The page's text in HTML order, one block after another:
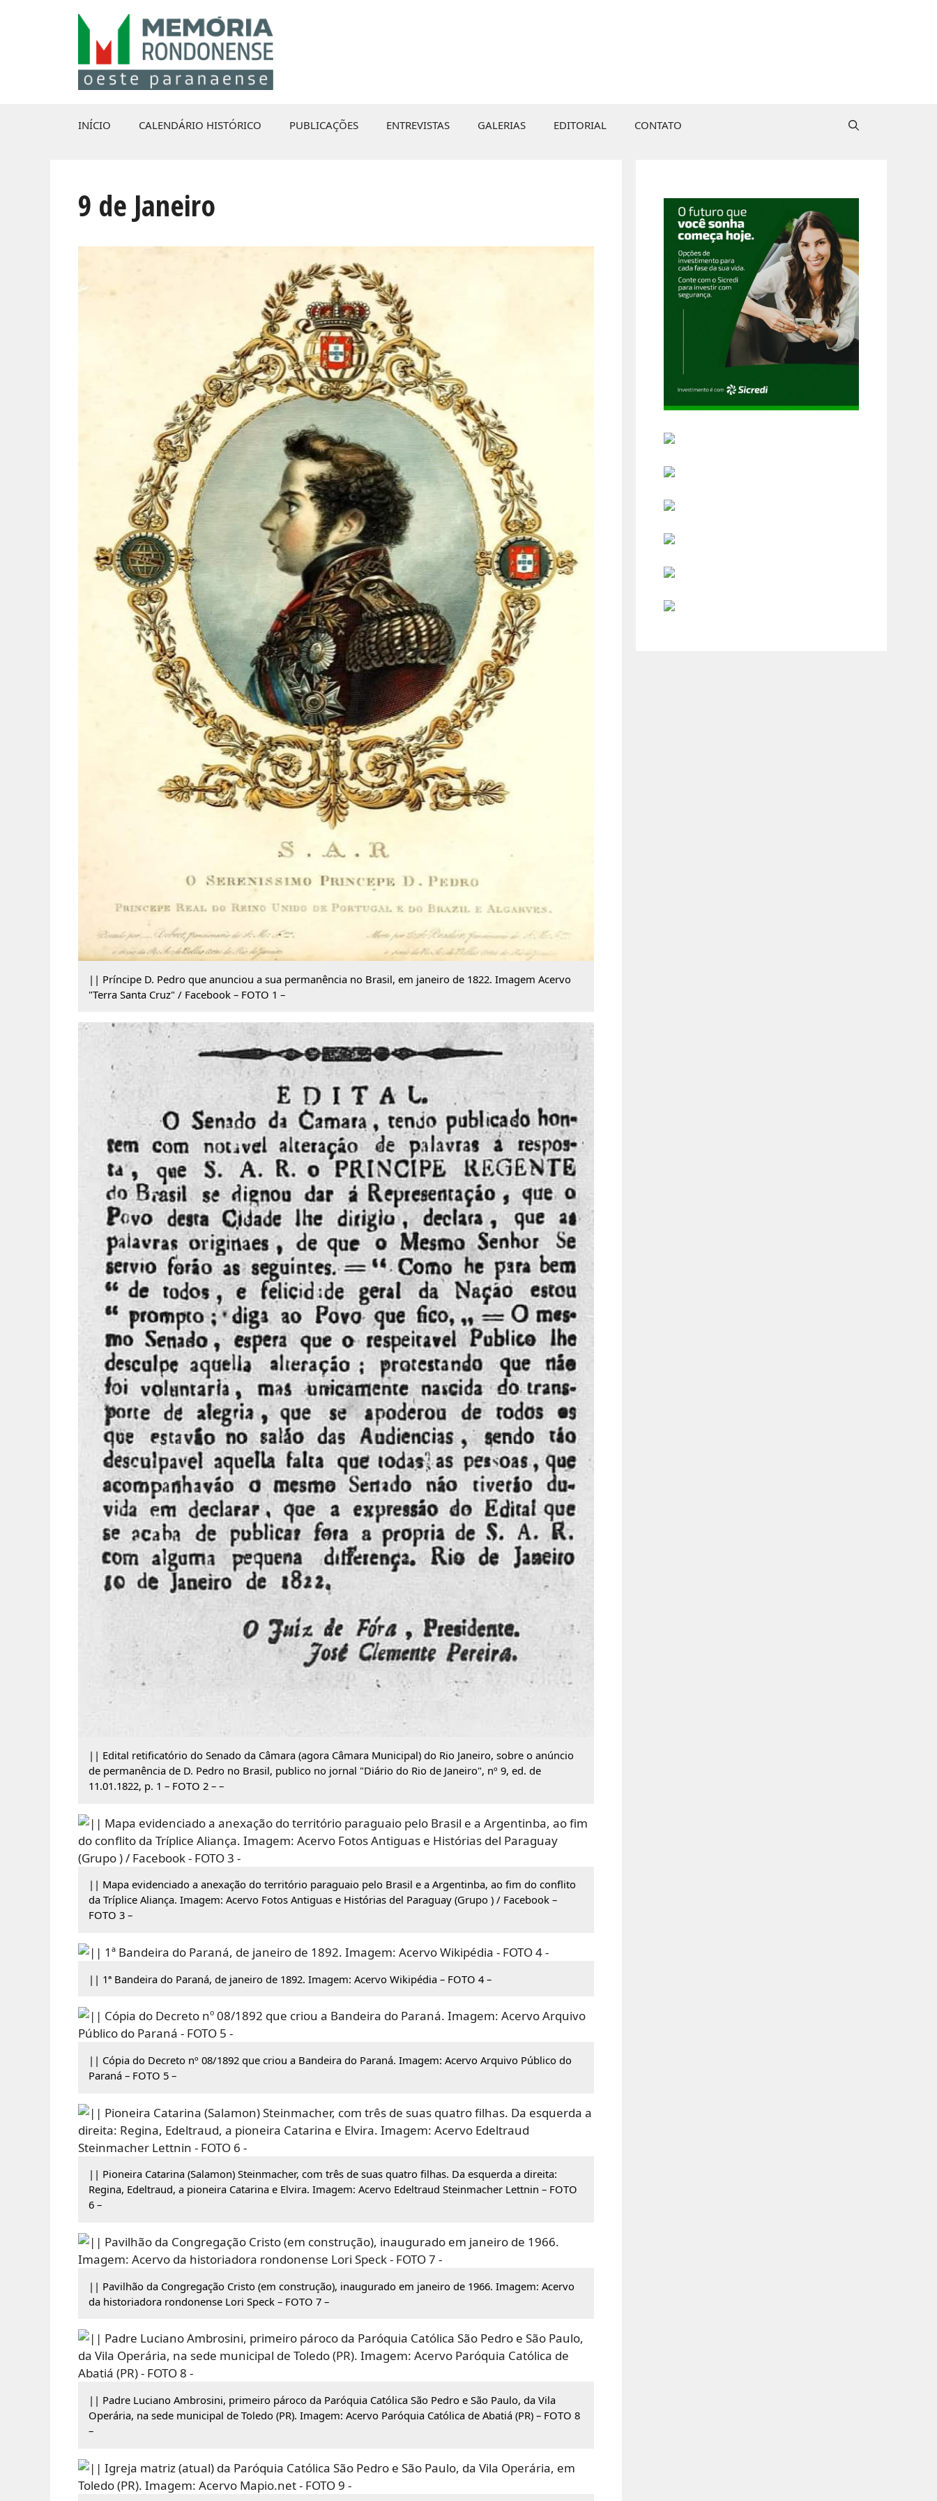
INÍCIO CALENDÁRIO HISTÓRICO PUBLICAÇÕES ENTREVISTAS GALERIAS EDITORIAL CONTATO
9 de Janeiro
|| Príncipe D. Pedro que anunciou a sua permanência no Brasil, em janeiro de 1822. Imagem Acervo
"Terra Santa Cruz" / Facebook – FOTO 1 –
|| Edital retificatório do Senado da Câmara (agora Câmara Municipal) do Rio Janeiro, sobre o anúncio
de permanência de D. Pedro no Brasil, publico no jornal "Diário do Rio de Janeiro", nº 9, ed. de
11.01.1822, p. 1 – FOTO 2 – –
|| Mapa evidenciado a anexação do território paraguaio pelo Brasil e a Argentinba, ao fim do conflito
da Tríplice Aliança. Imagem: Acervo Fotos Antiguas e Histórias del Paraguay (Grupo ) / Facebook –
FOTO 3 –
|| 1ª Bandeira do Paraná, de janeiro de 1892. Imagem: Acervo Wikipédia – FOTO 4 –
|| Cópia do Decreto nº 08/1892 que criou a Bandeira do Paraná. Imagem: Acervo Arquivo Público do
Paraná – FOTO 5 –
|| Pioneira Catarina (Salamon) Steinmacher, com três de suas quatro filhas. Da esquerda a direita:
Regina, Edeltraud, a pioneira Catarina e Elvira. Imagem: Acervo Edeltraud Steinmacher Lettnin – FOTO
6 –
|| Pavilhão da Congregação Cristo (em construção), inaugurado em janeiro de 1966. Imagem: Acervo
da historiadora rondonense Lori Speck – FOTO 7 –
|| Padre Luciano Ambrosini, primeiro pároco da Paróquia Católica São Pedro e São Paulo, da Vila
Operária, na sede municipal de Toledo (PR). Imagem: Acervo Paróquia Católica de Abatiá (PR) – FOTO 8
–